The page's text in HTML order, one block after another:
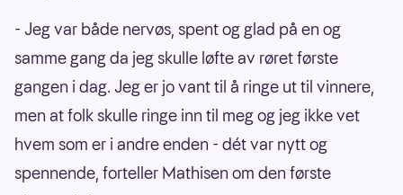
- Jeg var både nervøs, spent og glad på en og
samme gang da jeg skulle løfte av røret første
gangen i dag. Jeg er jo vant til å ringe ut til vinnere,
men at folk skulle ringe inn til meg og jeg ikke vet
hvem som er i andre enden - dét var nytt og
spennende, forteller Mathisen om den første